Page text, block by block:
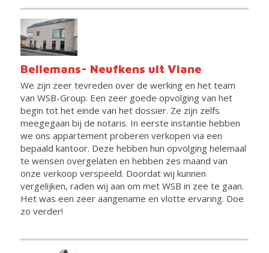
Bellemans- Neufkens uit Viane
We zijn zeer tevreden over de werking en het team
van WSB-Group. Een zeer goede opvolging van het
begin tot het einde van het dossier. Ze zijn zelfs
meegegaan bij de notaris. In eerste instantie hebben
we ons appartement proberen verkopen via een
bepaald kantoor. Deze hebben hun opvolging helemaal
te wensen overgelaten en hebben zes maand van
onze verkoop verspeeld. Doordat wij kunnen
vergelijken, raden wij aan om met WSB in zee te gaan.
Het was een zeer aangename en vlotte ervaring. Doe
zo verder!